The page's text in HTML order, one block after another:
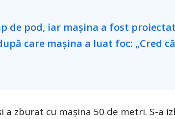
zburat cu mașina 50 de metri. S-a